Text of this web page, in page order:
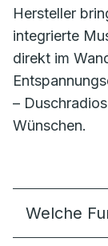
Hersteller
integrierte
direkt im
–
Wünschen.
Welche